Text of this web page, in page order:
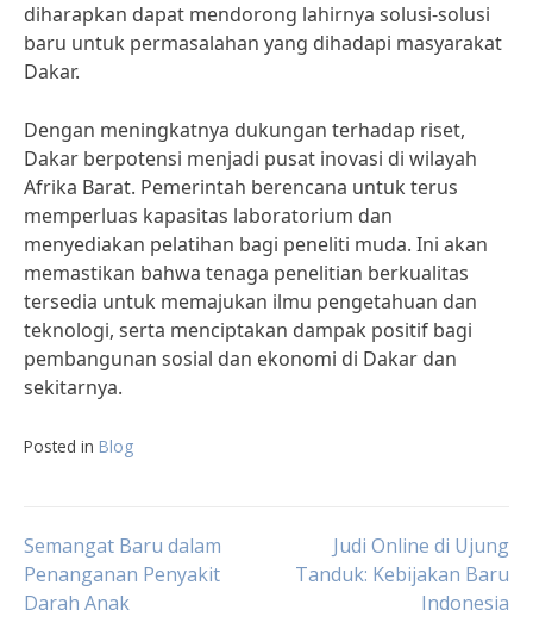
diharapkan dapat mendorong lahirnya solusi-solusi
baru untuk permasalahan yang dihadapi masyarakat
Dakar.
Dengan meningkatnya dukungan terhadap riset,
Dakar berpotensi menjadi pusat inovasi di wilayah
Afrika Barat. Pemerintah berencana untuk terus
memperluas kapasitas laboratorium dan
menyediakan pelatihan bagi peneliti muda. Ini akan
memastikan bahwa tenaga penelitian berkualitas
tersedia untuk memajukan ilmu pengetahuan dan
teknologi, serta menciptakan dampak positif bagi
pembangunan sosial dan ekonomi di Dakar dan
sekitarnya.
Posted in Blog
Post
Semangat Baru dalam
Penanganan Penyakit
Darah Anak
Judi Online di Ujung
Tanduk: Kebijakan Baru
Indonesia